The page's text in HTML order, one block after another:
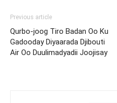
Previous article
Qurbo-joog Tiro Badan Oo Ku
Gadooday Diyaarada Djibouti
Air Oo Duulimadyadii Joojisay